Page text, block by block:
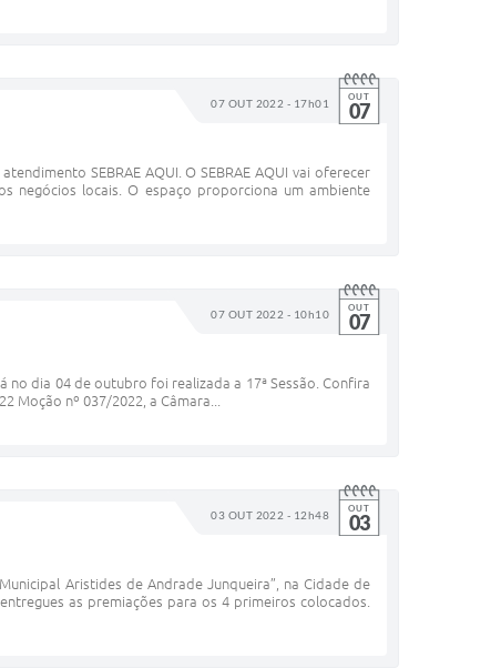
07 OUT 2022 - 17h01 OUT
07
SEBRAE AQUI. O SEBRAE AQUI vai oferecer
negócios locais. O espaço proporciona um ambiente
07 OUT 2022 - 10h10 OUT
07
no dia 04 de outubro foi realizada a 17ª Sessão. Confira
Moção nº 037/2022, a Câmara...
03 OUT 2022 - 12h48 OUT
03
Aristides de Andrade Junqueira”, na Cidade de
as premiações para os 4 primeiros colocados.